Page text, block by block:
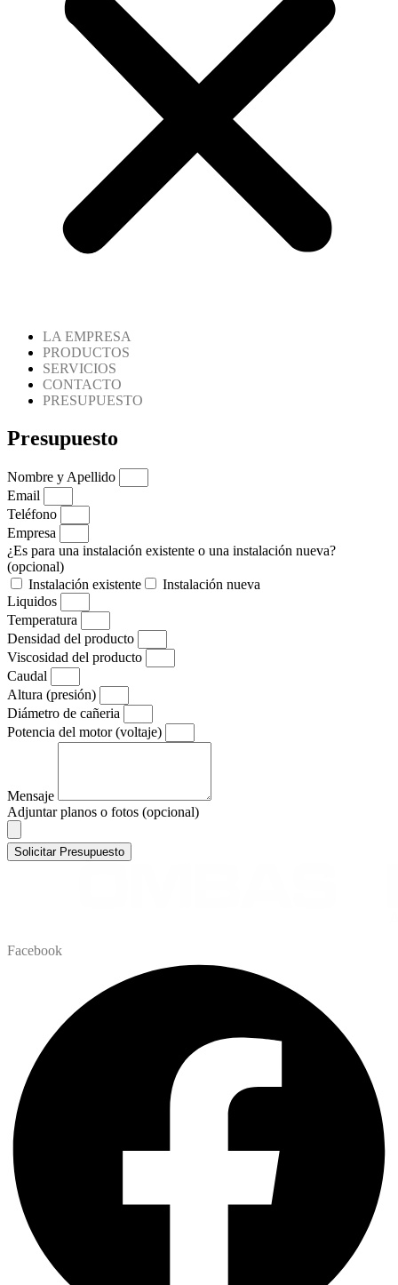
LA EMPRESA
PRODUCTOS
SERVICIOS
CONTACTO
PRESUPUESTO
Presupuesto
Nombre y Apellido
Email
Teléfono
Empresa
¿Es para una instalación existente o una instalación nueva?
(opcional)
Instalación existente
Instalación nueva
Liquidos
Temperatura
Densidad del producto
Viscosidad del producto
Caudal
Altura (presión)
Diámetro de cañeria
Potencia del motor (voltaje)
Mensaje
Adjuntar planos o fotos (opcional)
Solicitar Presupuesto
Facebook